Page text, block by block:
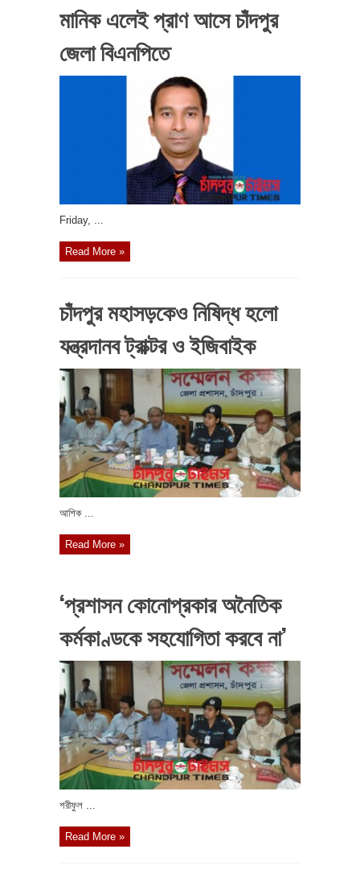
মানিক এলেই প্রাণ আসে চাঁদপুর
জেলা বিএনপিতে
‎Friday, ...
Read More »
চাঁদপুর মহাসড়কেও নিষিদ্ধ হলো
যন্ত্রদানব ট্রাক্টর ও ইজিবাইক
আশিক ...
Read More »
‘প্রশাসন কোনোপ্রকার অনৈতিক
কর্মকাণ্ডকে সহযোগিতা করবে না’
শরীফুল ...
Read More »